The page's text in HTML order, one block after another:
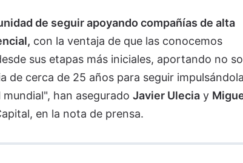
de seguir apoyando compañías de alta
con la ventaja de que las conocemos
sus etapas más iniciales, aportando no
de cerca de 25 años para seguir
han asegurado Javier Uleciay
en la nota de prensa.